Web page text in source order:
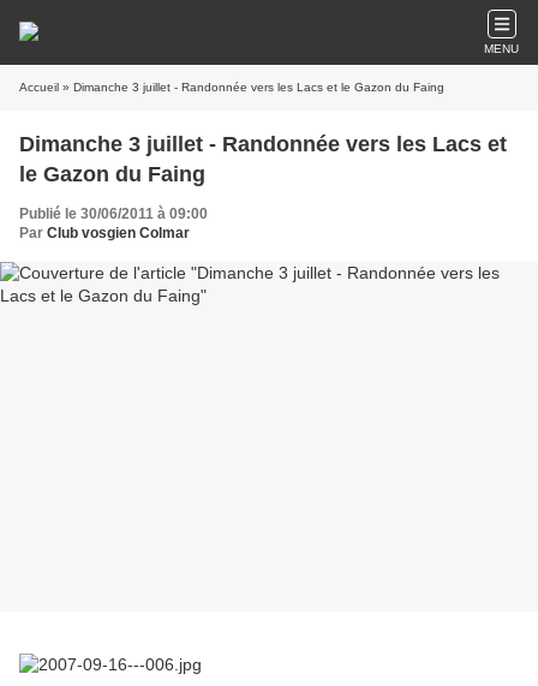
MENU
Accueil » Dimanche 3 juillet - Randonnée vers les Lacs et le Gazon du Faing
Dimanche 3 juillet - Randonnée vers les Lacs et
le Gazon du Faing
Publié le 30/06/2011 à 09:00
Par Club vosgien Colmar